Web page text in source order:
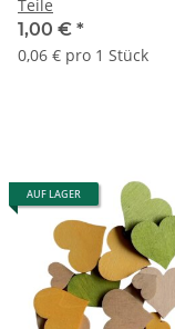
Teile
1,00 € *
0,06 € pro 1 Stück
AUF LAGER